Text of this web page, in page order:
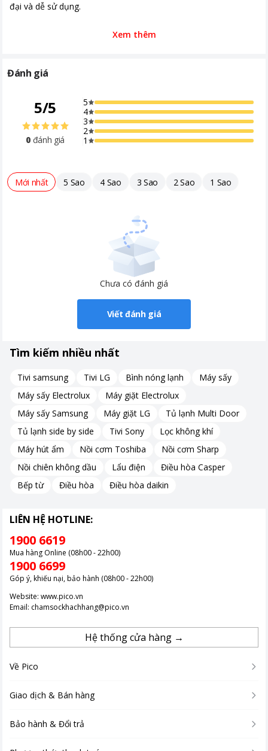
đại và dễ sử dụng.
Với công năng chính là làm nóng và làm mát nước để người
lúc nào… máy có bình chứa nước làm từ chất liệu inox chống gỉ,
chống đóng cặn, đảm bảo chất lượng nước an toàn đối với sức
khỏe người dùng. Vỏ bình được làm bằng nhựa an toàn cho sức
khỏe, chắc chắn, dễ dàng lau chùi, vệ sinh. Ngay bên dưới là
Cây nước nóng lạnh FujiE WD1850Eđược sản xuất theo công
nghệ Nhật Bản với công nghệ làm lạnh bằng điện tử. Phục vụ
nhiều nhu cầu khác nhau như giải khát, pha trà, pha café, pha
mỳ,… Phù hợp cho mọi không gian từ văn phòng, gia đình,
trong đình vì sản phẩm thiết kế có tính thẩm mỹ cao.
Xem thêm
Đánh giá
5/5
0 đánh giá
5
4
3
2
1
Mới nhất 5 Sao 4 Sao 3 Sao 2 Sao 1 Sao
Chưa có đánh giá
Viết đánh giá
Tìm kiếm nhiều nhất
Tivi samsung Tivi LG Bình nóng lạnh
Máy sấy
Máy sấy Electrolux
Máy giặt Electrolux
Máy sấy Samsung
Máy giặt LG
Tủ lạnh Multi Door
Tủ lạnh side by side
Tivi Sony
Lọc không khí
Máy hút ẩm
Nồi cơm Toshiba
Nồi cơm Sharp
Nồi chiên không dầu
Lẩu điện
Điều hòa Casper
Bếp từ
Điều hòa Điều hòa daikin
LIÊN HỆ HOTLINE:
1900 6619
Mua hàng Online (08h00 - 22h00)
1900 6699
Góp ý, khiếu nại, bảo hành (08h00 - 22h00)
Website: www.pico.vn
Email: chamsockhachhang@pico.vn
Hệ thống cửa hàng →
Về Pico
Giao dịch & Bán hàng
Bảo hành & Đổi trả